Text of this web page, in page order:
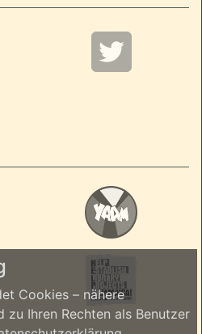
Cookies – nähere
zu Ihren Rechten als Benutzer